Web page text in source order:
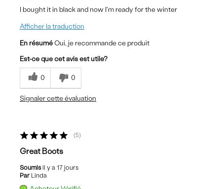
I bought it in black and now I'm ready for the winter
Afficher la traduction
En résumé Oui, je recommande ce produit
Est-ce que cet avis est utile?
0 0
Signaler cette évaluation
5
Great Boots
Soumisil y a 17 jours
Par Linda